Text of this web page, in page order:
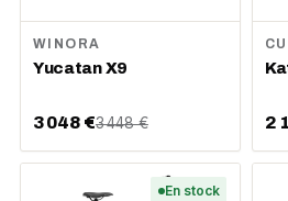
WINORA
Yucatan X9
3 048 €3 448 € 2
En stock